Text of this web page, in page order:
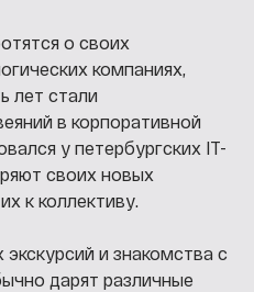
о своих
компаниях,
лет стали
в корпоративной
у петербургских IT-
своих новых
к коллективу.
и знакомства с
дарят различные